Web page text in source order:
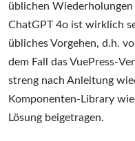
üblichen
ChatGPT 4o ist wirklich
übliches Vorgehen, d.h.
dem Fall das VuePress-
streng nach Anleitung
Komponenten-Library
Lösung beigetragen.